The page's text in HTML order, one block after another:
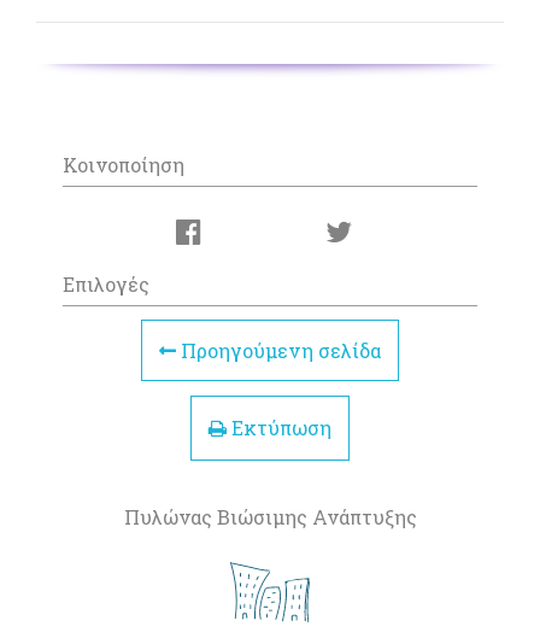
Κοινοποίηση
Επιλογές
Προηγούμενη σελίδα
Εκτύπωση
Πυλώνας Βιώσιμης Ανάπτυξης